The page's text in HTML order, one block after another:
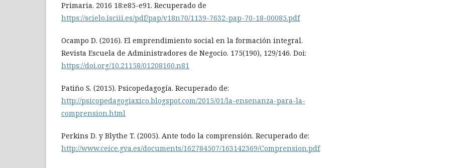
Primaria. 2016 18:e85-e91. Recuperado de
https://scielo.isciii.es/pdf/pap/v18n70/1139-7632-pap-70-18-00085.pdf
Ocampo D. (2016). El emprendimiento social en la formación integral.
Revista Escuela de Administradores de Negocio. 175(190), 129/146. Doi:
https://doi.org/10.21158/01208160.n81
Patiño S. (2015). Psicopedagogía. Recuperado de:
http://psicopedagogiaxico.blogspot.com/2015/01/la-ensenanza-para-la-
comprension.html
Perkins D. y Blythe T. (2005). Ante todo la comprensión. Recuperado de:
http://www.ceice.gva.es/documents/162784507/163142369/Comprension.pdf